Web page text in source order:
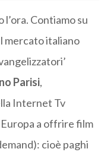
Contiamo su
mercato italiano
Parisi,
Internet Tv
a offrire film
cioè paghi